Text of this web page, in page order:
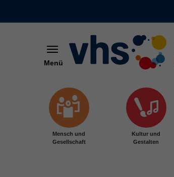
Menü
Mensch und
Gesellschaft
Kultur und
Gestalten